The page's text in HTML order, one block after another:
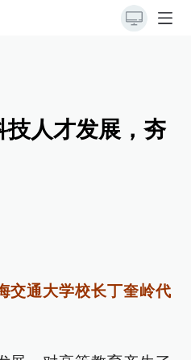
技人才发展，夯
交通大学校长丁奎岭代